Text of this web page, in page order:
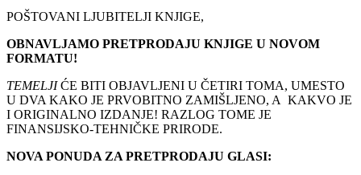
POŠTOVANI LJUBITELJI KNJIGE,
OBNAVLJAMO PRETPRODAJU KNJIGE U NOVOM
FORMATU!
TEMELJIĆE BITI OBJAVLJENI U ČETIRI TOMA, UMESTO
U DVA KAKO JE PRVOBITNO ZAMIŠLJENO, A KAKVO JE
I ORIGINALNO IZDANJE! RAZLOG TOME JE
FINANSIJSKO-TEHNIČKE PRIRODE.
NOVA PONUDA ZA PRETPRODAJU GLASI: